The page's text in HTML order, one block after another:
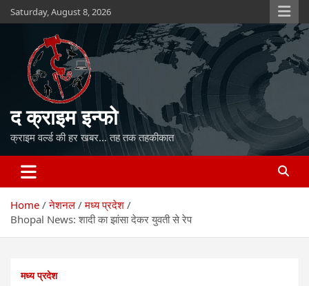
Skip
to
Saturday, August 8, 2026
द क्राइम इन्फो
क्राइम वर्ल्ड की हर खबर… तह तक तहकीकात
Home नेशनल
मध्य प्रदेश
Bhopal News: शादी का झांसा देकर युवती से रेप
मध्य प्रदेश